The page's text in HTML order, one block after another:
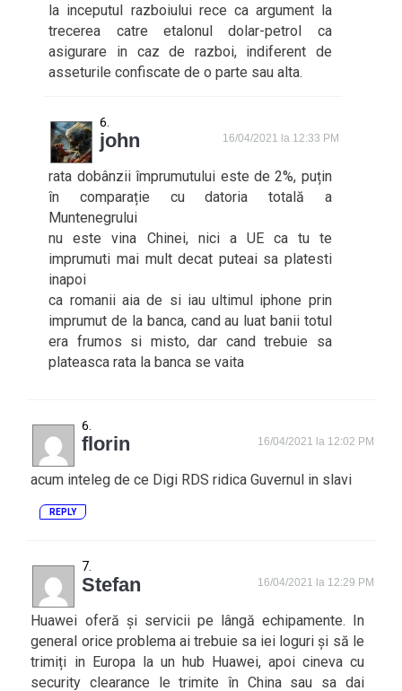
la inceputul razboiului rece ca argument la
trecerea catre etalonul dolar-petrol ca
asigurare in caz de razboi, indiferent de
asseturile confiscate de o parte sau alta.
john 16/04/2021 la 12:33 PM
rata dobânzii împrumutului este de 2%, puțin
în comparație cu datoria totală a
Muntenegrului
nu este vina Chinei, nici a UE ca tu te
imprumuti mai mult decat puteai sa platesti
inapoi
ca romanii aia de si iau ultimul iphone prin
imprumut de la banca, cand au luat banii totul
era frumos si misto, dar cand trebuie sa
plateasca rata la banca se vaita
florin 16/04/2021 la 12:02 PM
acum inteleg de ce Digi RDS ridica Guvernul in slavi
REPLY
Stefan 16/04/2021 la 12:29 PM
Huawei oferă și servicii pe lângă echipamente. In
general orice problema ai trebuie sa iei loguri și să le
trimiți in Europa la un hub Huawei, apoi cineva cu
security clearance le trimite în China sau sa dai